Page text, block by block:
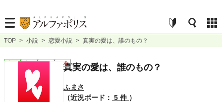
TOP > 小説 > 恋愛小説 > 真実の愛は、誰のもの？
完結 長編 R15真実の愛は、誰のもの？
ふまさ
（近況ボード： 5 件 ）